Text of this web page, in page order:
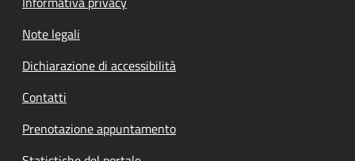
Note legali
Dichiarazione di accessibilità
Contatti
Prenotazione appuntamento